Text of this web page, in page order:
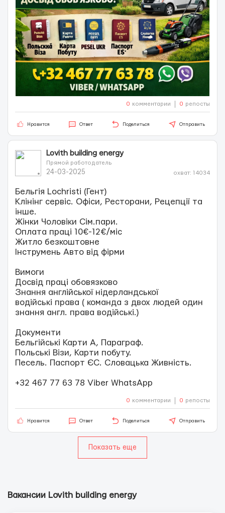
0 комментарии 0 репосты
Нравится Ответ Поделиться Отправить
Lovith building energy
Прямой работодатель
24-03-2025 охват: 14034
Бельгія Lochristi (Гент)
Клінінг сервіс. Офіси, Ресторани, Рецепції та
інше.
Жінки Чоловіки Сім.пари.
Оплата праці 10€-12€/міс
Житло безкоштовне
Інструмень Авто від фірми
Вимоги
Досвід праці обовязково
Знання англійської нідерландської
водійські права ( команда з двох людей один
знання англ. права водійські.)
Документи
Бельгійські Карти А, Параграф.
Польські Візи, Карти побуту.
Песель. Паспорт ЄС. Словацька Живність.
+32 467 77 63 78 Viber WhatsApp
0 комментарии 0 репосты
Нравится Ответ Поделиться Отправить
Показать еще
Вакансии Lovith building energy